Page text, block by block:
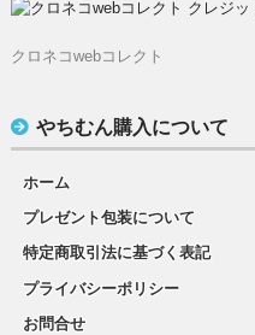
クロネコwebコレクト
やちむん購入について
ホーム
プレゼント包装について
特定商取引法に基づく表記
プライバシーポリシー
お問合せ